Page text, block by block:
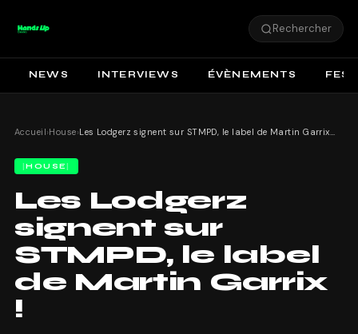
Rechercher
NEWS INTERVIEWS ÉVÈNEMENTS
Accueil›House› Les Lodgerz signent sur STMPD, le label de Martin Garrix !
HOUSE
Les Lodgerz
signent sur
STMPD, le label
de Martin Garrix
!